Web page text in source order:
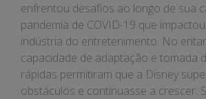
enfrentou desafios ao longo de sua
pandemia de COVID-19 que
indústria do entretenimento. No
capacidade de adaptação e tomada
rápidas permitiram que a Disney
obstáculos e continuasse a crescer.